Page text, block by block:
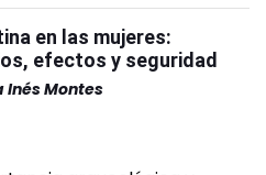
en las mujeres:
efectos y seguridad
Inés Montes